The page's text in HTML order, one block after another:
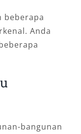
beberapa
Anda
bangunan